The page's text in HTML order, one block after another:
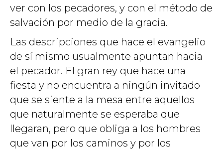
ver con los pecadores, y con el método de
salvación por medio de la gracia.
Las descripciones que hace el evangelio
de sí mismo usualmente apuntan hacia
el pecador. El gran rey que hace una
fiesta y no encuentra a ningún invitado
que se siente a la mesa entre aquellos
que naturalmente se esperaba que
llegaran, pero que obliga a los hombres
que van por los caminos y por los